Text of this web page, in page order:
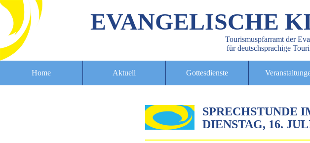
EVANGELISCHE
Tourismuspfarramt der
für deutschsprachige
Home Aktuell Gottesdienste
SPRECHSTUNDE
DIENSTAG, 16.